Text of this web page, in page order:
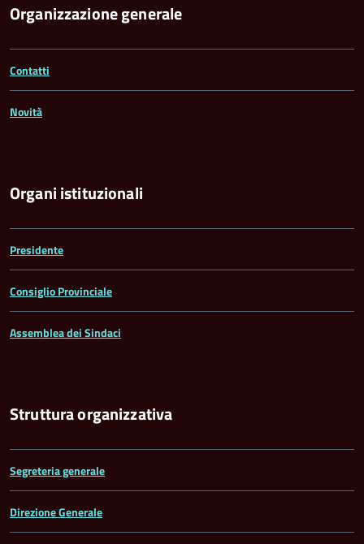
Organizzazione generale
Contatti
Novità
Organi istituzionali
Presidente
Consiglio Provinciale
Assemblea dei Sindaci
Struttura organizzativa
Segreteria generale
Direzione Generale